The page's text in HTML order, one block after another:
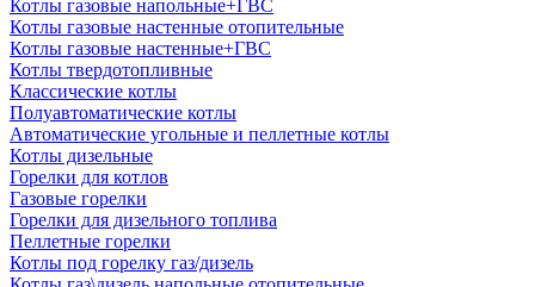
Котлы газовые напольные+ГВС
Котлы газовые настенные отопительные
Котлы газовые настенные+ГВС
Котлы твердотопливные
Классические котлы
Полуавтоматические котлы
Автоматические угольные и пеллетные котлы
Котлы дизельные
Горелки для котлов
Газовые горелки
Горелки для дизельного топлива
Пеллетные горелки
Котлы под горелку газ/дизель